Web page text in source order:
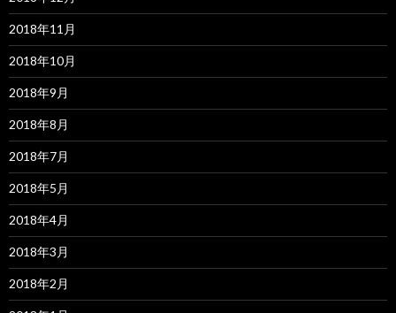
2018年11月
2018年10月
2018年9月
2018年8月
2018年7月
2018年5月
2018年4月
2018年3月
2018年2月